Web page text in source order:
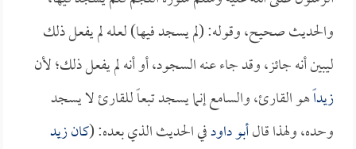
والحديث صحيح، وقوله: (لم يسجد فيها) لعله لم يفعل ذلك
ليبين أنه جائز، وقد جاء عنه السجود، أو أنه لم يفعل ذلك؛ لأن
زيداًهو القارئ، والسامع إنما يسجد تبعاً للقارئ لا يسجد
وحده، ولهذا قالأبو داودفي الحديث الذي بعده: (كانزيد